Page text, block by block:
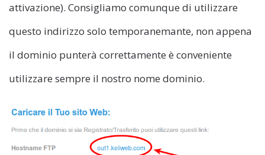
attivazione). Consigliamo comunque di utilizzare
questo indirizzo solo temporanemante, non appena
il dominio punterà correttamente è conveniente
utilizzare sempre il nostro nome dominio.